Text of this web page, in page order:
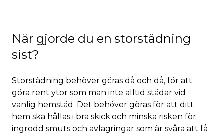
När gjorde du en storstädning
sist?
Storstädning behöver göras då och då, för att
göra rent ytor som man inte alltid städar vid
vanlig hemstäd. Det behöver göras för att ditt
hem ska hållas i bra skick och minska risken för
ingrodd smuts och avlagringar som är svåra att få